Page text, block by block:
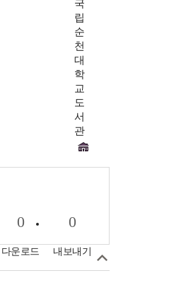
국
립
순
천
대
학
교
도
서
관
0
다운로드
0
내보내기